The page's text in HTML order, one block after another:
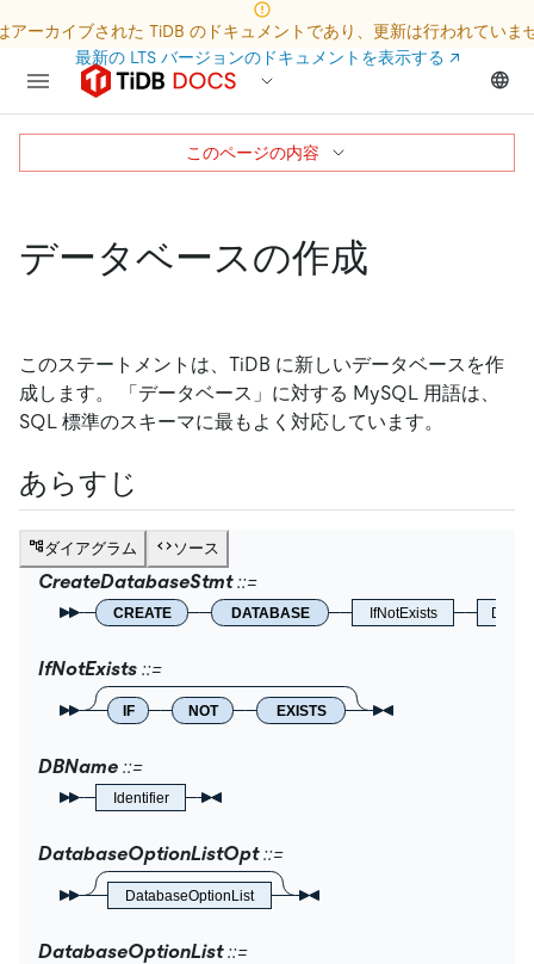
アーカイブされた TiDB のドキュメントであり、更新は行われていま
最新の LTS バージョンのドキュメントを表示する ↗
データベースの作成
このステートメントは、TiDB に新しいデータベースを作
成します。 「データベース」に対する MySQL 用語は、
SQL 標準のスキーマに最もよく対応しています。
あらすじ
ダイアグラム ソース
CreateDatabaseStmt
CREATE DATABASE IfNotExists
IfNotExists
IF NOT EXISTS
DBName
Identifier
DatabaseOptionListOpt
DatabaseOptionList
DatabaseOptionList
このページの内容